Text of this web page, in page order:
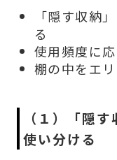
「隠す収納
る
使用頻度に
棚の中をエ
（１）「隠
使い分ける